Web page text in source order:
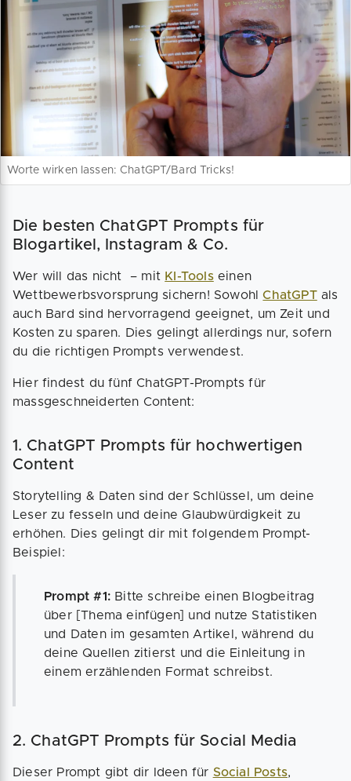
Worte wirken lassen: ChatGPT/Bard Tricks!
Die besten ChatGPT Prompts für
Blogartikel, Instagram & Co.
Wer will das nicht – mit KI-Toolseinen
Wettbewerbsvorsprung sichern! SowohlChatGPTals
auch Bard sind hervorragend geeignet, um Zeit und
Kosten zu sparen. Dies gelingt allerdings nur, sofern
du die richtigen Prompts verwendest.
Hier findest du fünf ChatGPT-Prompts für
massgeschneiderten Content:
1. ChatGPT Prompts für hochwertigen
Content
Storytelling & Daten sind der Schlüssel, um deine
Leser zu fesseln und deine Glaubwürdigkeit zu
erhöhen. Dies gelingt dir mit folgendem Prompt-
Beispiel:
Prompt #1: Bitte schreibe einen Blogbeitrag
über [Thema einfügen] und nutze Statistiken
und Daten im gesamten Artikel, während du
deine Quellen zitierst und die Einleitung in
einem erzählenden Format schreibst.
2. ChatGPT Prompts für Social Media
Dieser Prompt gibt dir Ideen für Social Posts,